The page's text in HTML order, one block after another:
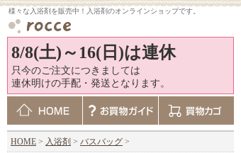
様々な入浴剤を販売中！入浴剤のオンラインショップです。
8/8(土)～16(日)は連休
只今のご注文につきましては
連休明けの手配・発送となります。
HOME > 入浴剤 > バスバッグ >